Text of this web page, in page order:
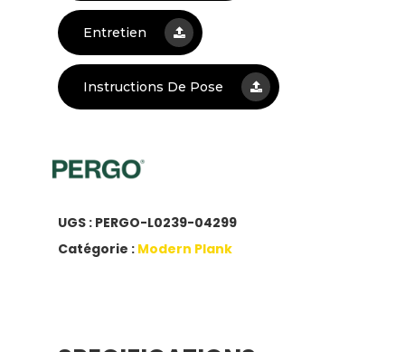
Entretien
Instructions De Pose
UGS : PERGO-L0239-04299
Catégorie : Modern Plank